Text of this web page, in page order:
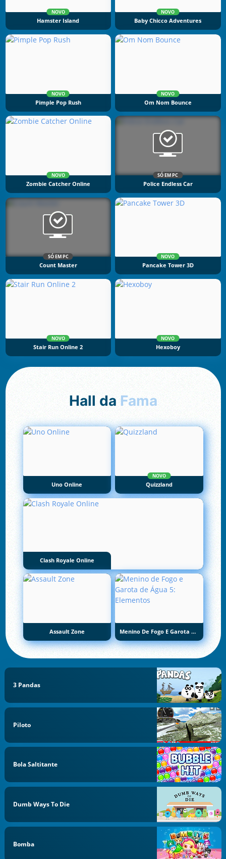
NOVO
Hamster Island
NOVO
Baby Chicco Adventures
NOVO
Pimple Pop Rush
NOVO
Om Nom Bounce
NOVO
Zombie Catcher Online
SÓ EM PC
Police Endless Car
SÓ EM PC
Count Master
NOVO
Pancake Tower 3D
NOVO
Stair Run Online 2
NOVO
Hexoboy
Hall da Fama
Uno Online
NOVO
Quizzland
Clash Royale Online
Assault Zone Menino De Fogo E Garota De Água 5: Elementos
3 Pandas
Piloto
Bola Saltitante
Dumb Ways To Die
Bomba